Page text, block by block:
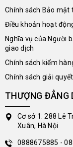
Chính sách Bảo mật
Điều khoản hoạt
Nghĩa vụ của Người
giao dịch
Chính sách kiểm
Chính sách giải
THƯỢNG ĐẲNG
Cơ sở 1: 288 Lê
Xuân, Hà Nội
0888675885 -